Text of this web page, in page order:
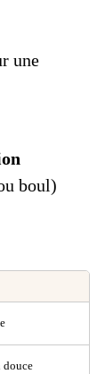
une
boul)
douce